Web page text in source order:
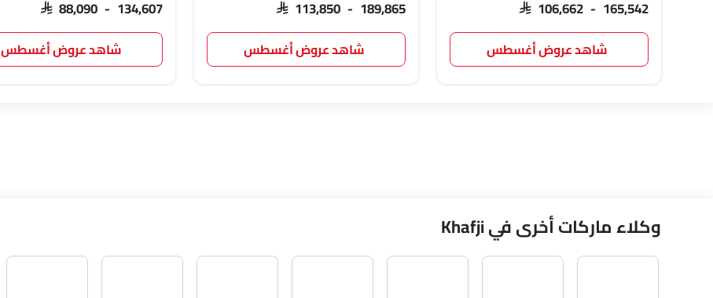
SAR 106,662 - 165,542
شاهد عروض أغسطس
SAR 113,850 - 189,865
شاهد عروض أغسطس
SAR 88,090 - 134,607
شاهد عروض أغسطس
وكلاء ماركات أخرى في Khafji